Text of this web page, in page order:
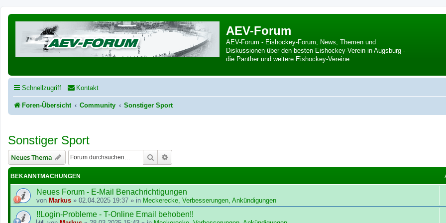
AEV-Forum
AEV-Forum - Eishockey-Forum, News, Themen und
Diskussionen über den besten Eishockey-Verein in Augsburg -
die Panther und weitere Eishockey-Vereine
Schnellzugriff Kontakt
Foren-Übersicht Community Sonstiger Sport
Sonstiger Sport
Neues Thema Suche
BEKANNTMACHUNGEN
Neues Forum - E-Mail Benachrichtigungen
von Markus » 02.04.2025 19:37 » in Meckerecke, Verbesserungen, Ankündigungen
!!Login-Probleme - T-Online Email behoben!!